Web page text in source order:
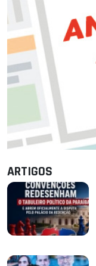
ARTIGOS